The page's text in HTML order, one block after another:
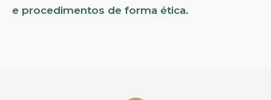
e procedimentos de forma ética.